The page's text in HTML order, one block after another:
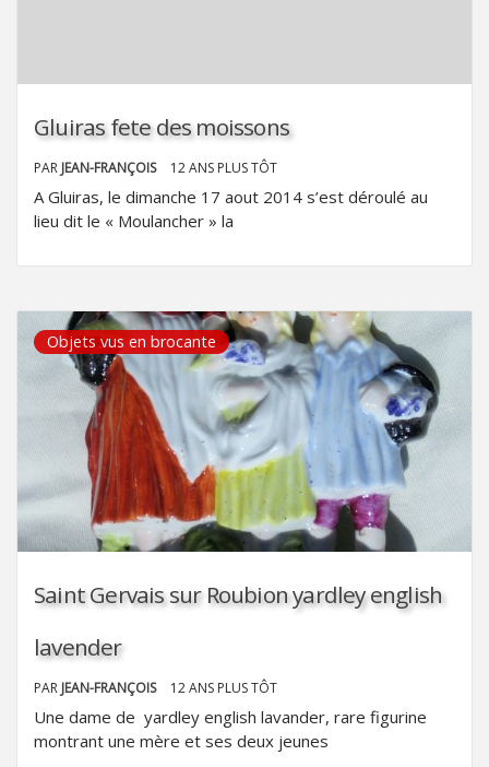
Gluiras fete des moissons
PAR JEAN-FRANÇOIS 12 ANS PLUS TÔT
A Gluiras, le dimanche 17 aout 2014 s’est déroulé au
lieu dit le « Moulancher » la
Objets vus en brocante
Saint Gervais sur Roubion yardley english
lavender
PAR JEAN-FRANÇOIS 12 ANS PLUS TÔT
Une dame de yardley english lavander, rare figurine
montrant une mère et ses deux jeunes